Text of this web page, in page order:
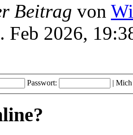
Beitrag von
Feb 2026,
Passwort: | Mich